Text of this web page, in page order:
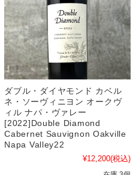
ダブル・ダイヤモンド カベル
ネ・ソーヴィニヨン オークヴ
ィル ナパ・ヴァレー
[2022]Double Diamond
Cabernet Sauvignon Oakville
Napa Valley22
¥12,200(税込)